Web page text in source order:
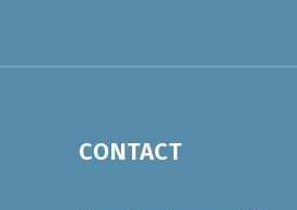
CONTACT